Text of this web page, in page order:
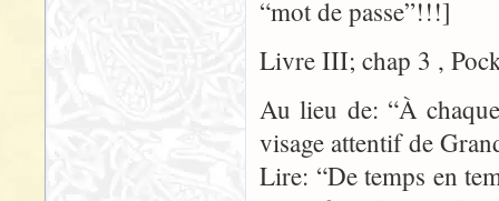
“mot de passe”!!!]
Livre III; chap 3 ,
Au lieu de: “À
visage attentif de
Lire: “De temps en